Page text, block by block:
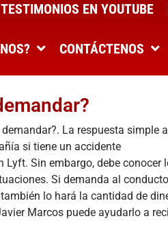
TESTIMONIOS EN YOUTUBE
CONTÁCTENOS
demandar?. La respuesta simple
si tiene un accidente
Sin embargo, debe conocer
Si demanda al
lo hará la cantidad de
Marcos puede ayudarlo a